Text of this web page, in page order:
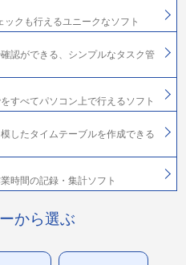
クも行えるユニークなソフト
認ができる、シンプルなタスク管
すべてパソコン上で行えるソフト
したタイムテーブルを作成できる
時間の記録・集計ソフト
から選ぶ